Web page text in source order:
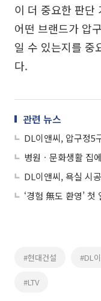
이 더 중요한 판단
어떤 브랜드가 압
일 수 있는지를 중
다.
관련 뉴스
DL이앤씨, 압구정5
‘경험 無도 환영’ 첫
#현대건설 #DL
#LTV